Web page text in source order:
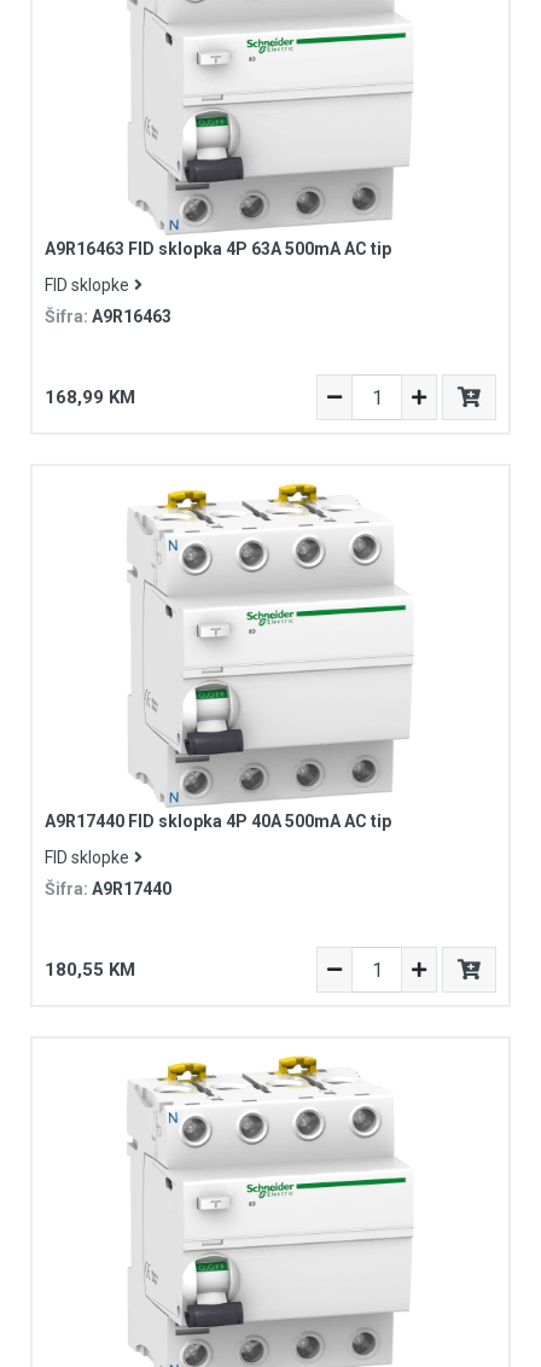
A9R16463 FID sklopka 4P 63A 500mA AC tip
FID sklopke
Šifra: A9R16463
168,99 KM
A9R17440 FID sklopka 4P 40A 500mA AC tip
FID sklopke
Šifra: A9R17440
180,55 KM